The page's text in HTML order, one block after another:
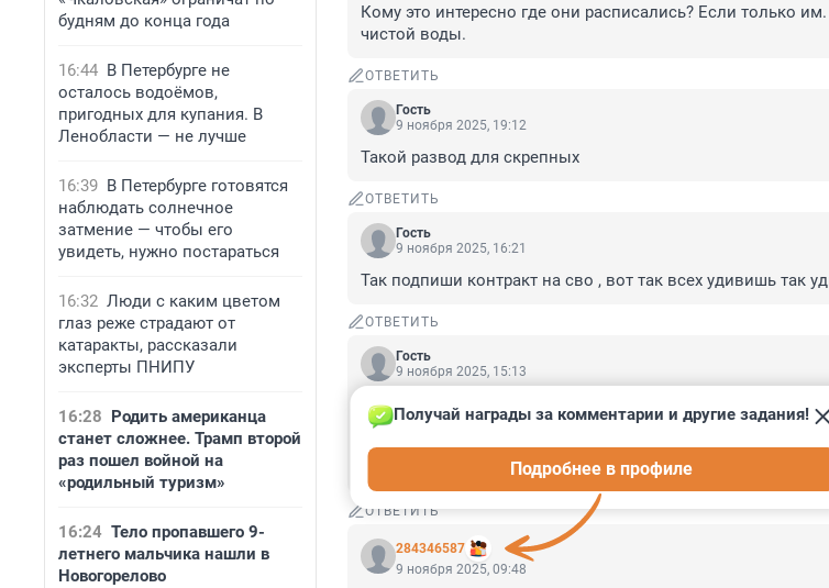
будням до конца года
16:44 В Петербурге не
осталось водоёмов,
пригодных для купания. В
Ленобласти — не лучше
16:39 В Петербурге готовятся
наблюдать солнечное
затмение — чтобы его
увидеть, нужно постараться
16:32 Люди с каким цветом
глаз реже страдают от
катаракты, рассказали
эксперты ПНИПУ
16:28 Родить американца
станет сложнее. Трамп второй
раз пошел войной на
«родильный туризм»
16:24 Тело пропавшего 9-
летнего мальчика нашли в
Новогорелово
Кому это интересно где они расписались? Если только
чистой воды.
ОТВЕТИТЬ
Гость
9 ноября 2025, 19:12
Такой развод для скрепных
ОТВЕТИТЬ
Гость
9 ноября 2025, 16:21
Так подпиши контракт на сво , вот так всех удивишь так
ОТВЕТИТЬ
Гость
9 ноября 2025, 15:13
Свадьбы, по моему, личное дело каждого и неприятно
делают театральные зрелища для публики. Лично мне
кем, где и как женится. Что звёзды, что политики, что
разницы нет кто с кем спит, целуется и живёт.
ОТВЕТИТЬ
284346587
Получай награды за комментарии и другие задания!
Подробнее в профиле
9 ноября 2025, 09:48